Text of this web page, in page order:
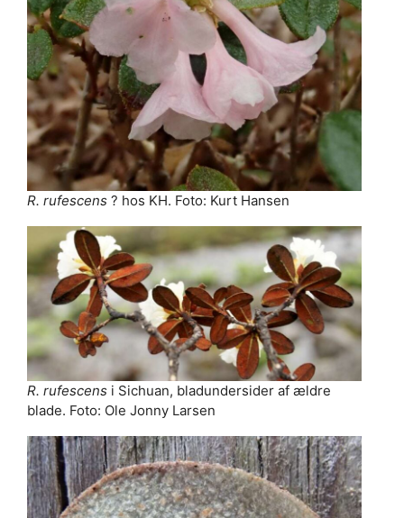
R. rufescens ? hos KH. Foto: Kurt Hansen
R. rufescens i Sichuan, bladundersider af ældre
blade. Foto: Ole Jonny Larsen